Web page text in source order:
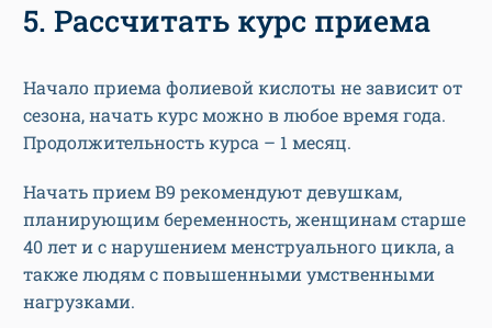
5. Рассчитать курс приема
Начало приема фолиевой кислоты не зависит от
сезона, начать курс можно в любое время года.
Продолжительность курса – 1 месяц.
Начать прием B9 рекомендуют девушкам,
планирующим беременность, женщинам старше
40 лет и с нарушением менструального цикла, а
также людям с повышенными умственными
нагрузками.